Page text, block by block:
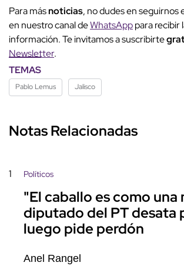
Para másnoticias, no dudes en seguirnos
en nuestro canal deWhatsApppara recibir
información. Te invitamos a suscribirte
Newsletter.
TEMAS
Pablo Lemus Jalisco
Notas Relacionadas
1 Políticos
"El caballo es como una
diputado del PT desata
luego pide perdón
Anel Rangel